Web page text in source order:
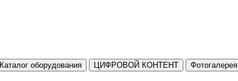
Каталог оборудования ЦИФРОВОЙ КОНТЕНТ Фотогалерея